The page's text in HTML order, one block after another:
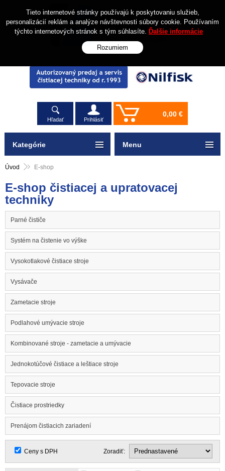
Hľadať Prihlásiť
0,00 €
Úvod E-shop
E-shop čistiacej a upratovacej
techniky
Parné čističe
Systém na čistenie vo výške
Vysokotlakové čistiace stroje
Vysávače
Zametacie stroje
Podlahové umývacie stroje
Kombinované stroje - zametacie a umývacie
Jednokotúčové čistiace a leštiace stroje
Tepovacie stroje
Čistiace prostriedky
Prenájom čistiacich zariadení
Ceny s DPH Zoradiť:
Kategórie Menu
Tieto internetové stránky používajú k poskytovaniu služieb,
personalizácií reklám a analýze návštevnosti súbory cookie. Používaním
týchto internetových stránok s tým súhlasíte. Ďalšie informácie
Rozumiem